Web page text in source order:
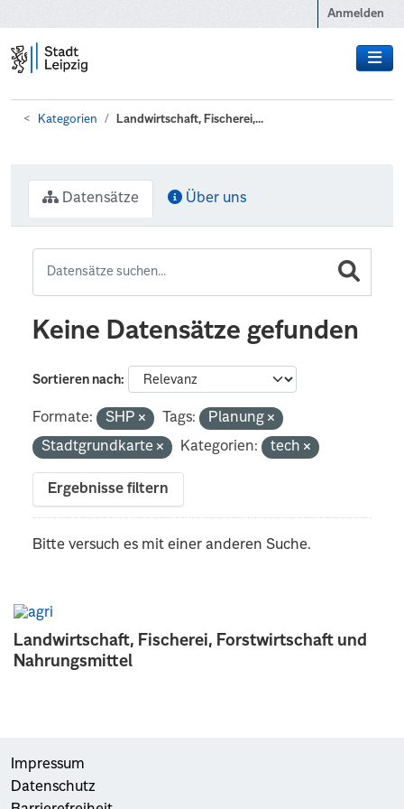
Anmelden
Kategorien Landwirtschaft, Fischerei,...
Landwirtschaft, Fischerei, Forstwirtschaft und
Nahrungsmittel
Datensätze Über uns
Keine Datensätze gefunden
Sortieren nach
Formate: SHP Tags:
Planung
Stadtgrundkarte
Kategorien: tech
Ergebnisse filtern
Bitte versuch es mit einer anderen Suche.
Impressum
Datenschutz